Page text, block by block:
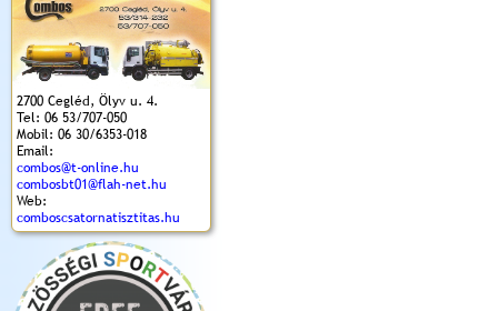
2700 Cegléd, Ölyv u. 4.
Tel: 06 53/707-050
Mobil: 06 30/6353-018
Email:
combos@t-online.hu
combosbt01@flah-net.hu
Web:
comboscsatornatisztitas.hu